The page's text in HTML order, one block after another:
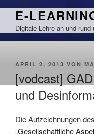
Zum
springen
E-
Digitale Lehre an und
VERÖFFENTLICHT
APRIL 2, 2013 VON
[vodcast]
und
Die Aufzeichnungen des
„Gesellschaftliche